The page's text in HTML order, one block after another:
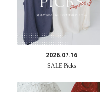
2026.07.16
SALE Picks